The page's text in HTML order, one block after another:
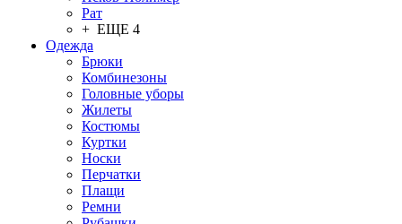
Рат
+ ЕЩЕ 4
Одежда
Брюки
Комбинезоны
Головные уборы
Жилеты
Костюмы
Куртки
Носки
Перчатки
Плащи
Ремни